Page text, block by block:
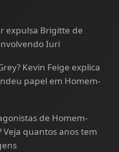
expulsa Brigitte de
Iuri
Kevin Feige explica
papel em Homem-
de Homem-
Veja quantos anos tem